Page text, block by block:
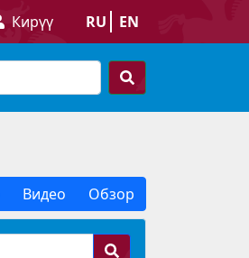
Кирүү RU EN
Видео Обзор